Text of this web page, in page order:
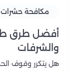
مكافحة حشرات
أفضل طرق
والشرفات
هل يتكرر وقوف